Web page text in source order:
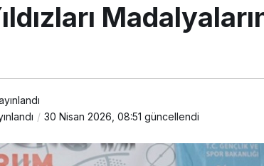
30 Nisan 2026, 08:51 güncellendi